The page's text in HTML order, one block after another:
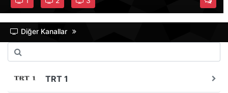
Diğer Kanallar
TRT 1